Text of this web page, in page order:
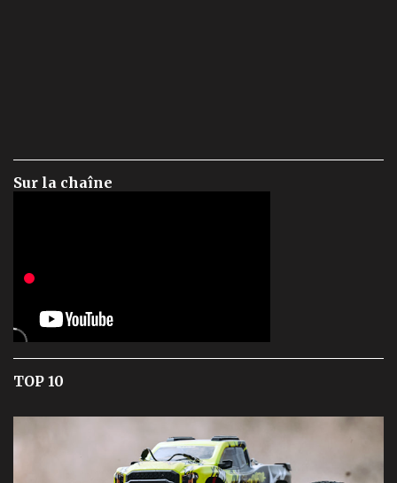
Sur la chaîne
TOP 10